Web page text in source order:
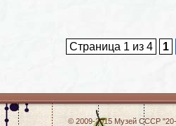
Страница 1 из 4 1
© 2009-2015 Музей СССР